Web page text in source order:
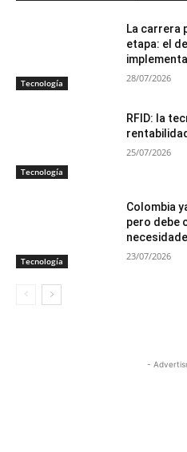
Tecnología
La carrera
etapa: el
28/07/2026
Tecnología
RFID: la
25/07/2026
Tecnología
Colombia
pero debe
23/07/2026
-